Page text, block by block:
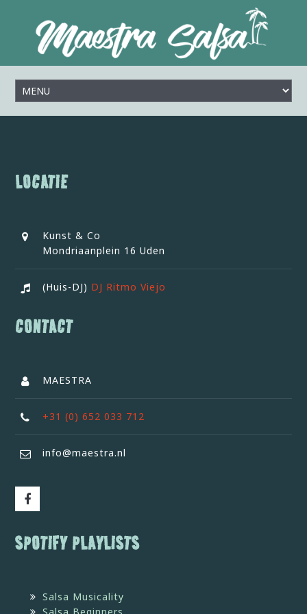
LOCATIE
Kunst & Co
Mondriaanplein 16 Uden
(Huis-DJ) DJ Ritmo Viejo
CONTACT
MAESTRA
+31 (0) 652 033 712
info@maestra.nl
SPOTIFY PLAYLISTS
Salsa Musicality